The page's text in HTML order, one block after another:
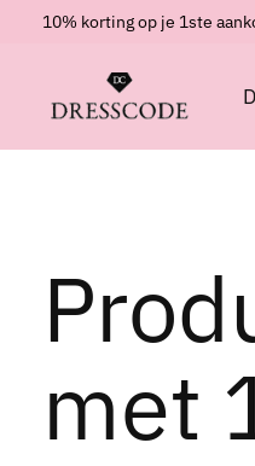
10% korting op je 1ste
met